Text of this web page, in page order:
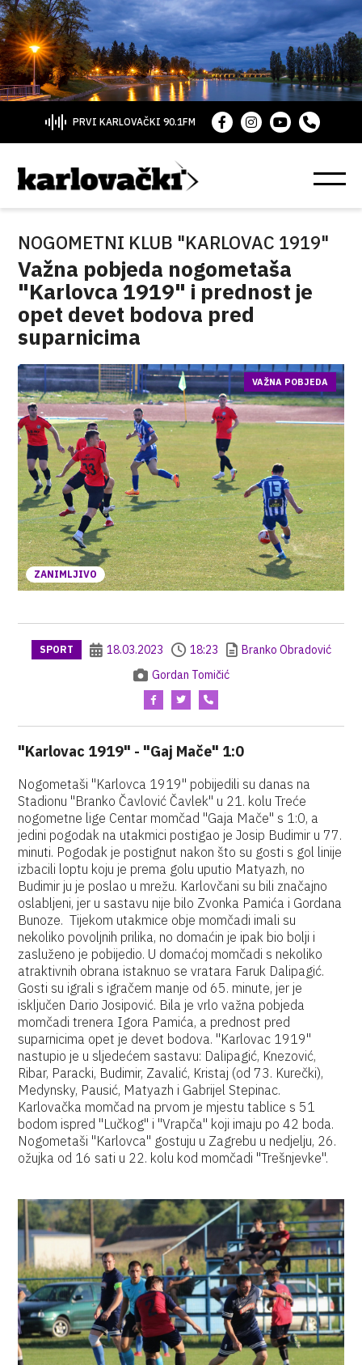
PRVI KARLOVAČKI 90.1FM
NOGOMETNI KLUB "KARLOVAC 1919"
Važna pobjeda nogometaša
"Karlovca 1919" i prednost je
opet devet bodova pred
suparnicima
ZANIMLJIVO
VAŽNA POBJEDA
SPORT 18.03.2023 18:23
Branko Obradović
Gordan Tomičić
"Karlovac 1919" - "Gaj Mače" 1:0
Nogometaši "Karlovca 1919" pobijedili su danas na
Stadionu "Branko Čavlović Čavlek" u 21. kolu Treće
nogometne lige Centar momčad "Gaja Mače" s 1:0, a
jedini pogodak na utakmici postigao je Josip Budimir u 77.
minuti. Pogodak je postignut nakon što su gosti s gol linije
izbacili loptu koju je prema golu uputio Matyazh, no
Budimir ju je poslao u mrežu. Karlovčani su bili značajno
oslabljeni, jer u sastavu nije bilo Zvonka Pamića i Gordana
Bunoze. Tijekom utakmice obje momčadi imali su
nekoliko povoljnih prilika, no domaćin je ipak bio bolji i
zasluženo je pobijedio. U domaćoj momčadi s nekoliko
atraktivnih obrana istaknuo se vratara Faruk Dalipagić.
Gosti su igrali s igračem manje od 65. minute, jer je
isključen Dario Josipović. Bila je vrlo važna pobjeda
momčadi trenera Igora Pamića, a prednost pred
suparnicima opet je devet bodova. "Karlovac 1919"
nastupio je u sljedećem sastavu: Dalipagić, Knezović,
Ribar, Paracki, Budimir, Zavalić, Kristaj (od 73. Kurečki),
Medynsky, Pausić, Matyazh i Gabrijel Stepinac.
Karlovačka momčad na prvom je mjestu tablice s 51
bodom ispred "Lučkog" i "Vrapča" koji imaju po 42 boda.
Nogometaši "Karlovca" gostuju u Zagrebu u nedjelju, 26.
ožujka od 16 sati u 22. kolu kod momčadi "Trešnjevke".